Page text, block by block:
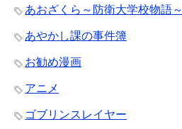
あおざくら～防衛大学校物語～
あやかし課の事件簿
お勧め漫画
アニメ
ゴブリンスレイヤー